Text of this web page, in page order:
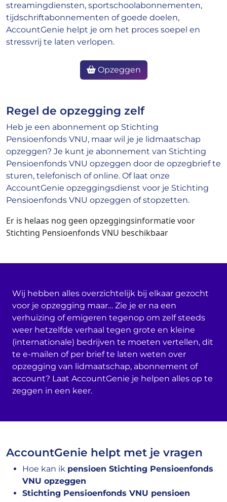
streamingdiensten, sportschoolabonnementen,
tijdschriftabonnementen of goede doelen,
AccountGenie helpt je om het proces soepel en
stressvrij te laten verlopen.
Opzeggen
Regel de opzegging zelf
Heb je een abonnement op Stichting
Pensioenfonds VNU, maar wil je je lidmaatschap
opzeggen? Je kunt je abonnement van Stichting
Pensioenfonds VNU opzeggen door de opzegbrief te
sturen, telefonisch of online. Of laat onze
AccountGenie opzeggingsdienst voor je Stichting
Pensioenfonds VNU opzeggen of stopzetten.
Er is helaas nog geen opzeggingsinformatie voor
Stichting Pensioenfonds VNU beschikbaar
Wij hebben alles overzichtelijk bij elkaar gezocht
voor je opzegging maar… Zie je er na een
verhuizing of emigeren tegenop om zelf steeds
weer hetzelfde verhaal tegen grote en kleine
(internationale) bedrijven te moeten vertellen, dit
te e-mailen of per brief te laten weten over
opzegging van lidmaatschap, abonnement of
account? Laat AccountGenie je helpen alles op te
zeggen in een keer.
AccountGenie helpt met je vragen
Hoe kan ik pensioen Stichting Pensioenfonds
VNU opzeggen
Stichting Pensioenfonds VNU pensioen